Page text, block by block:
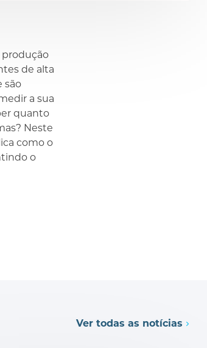
produção
de alta
são
a sua
quanto
Neste
como o
o
Ver todas as notícias